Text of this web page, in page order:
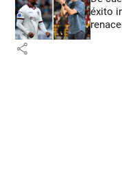
éxito
share